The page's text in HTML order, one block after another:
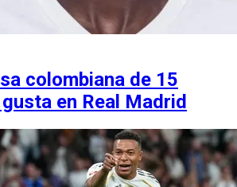
colombiana de 15
en Real Madrid